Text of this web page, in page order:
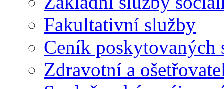
Fakultativní služby
Ceník poskytovaných
Zdravotní a